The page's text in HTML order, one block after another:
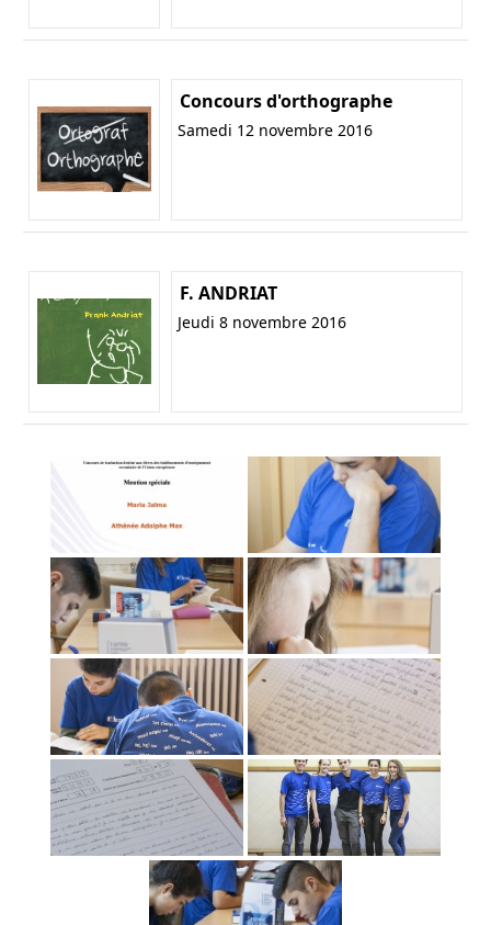
Concours d'orthographe
Samedi 12 novembre 2016
F. ANDRIAT
Jeudi 8 novembre 2016